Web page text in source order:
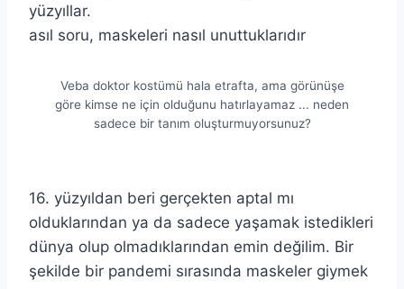
yüzyıllar.
asıl soru, maskeleri nasıl unuttuklarıdır
Veba doktor kostümü hala etrafta, ama görünüşe
göre kimse ne için olduğunu hatırlayamaz ... neden
sadece bir tanım oluşturmuyorsunuz?
16. yüzyıldan beri gerçekten aptal mı
olduklarından ya da sadece yaşamak istedikleri
dünya olup olmadıklarından emin değilim. Bir
şekilde bir pandemi sırasında maskeler giymek